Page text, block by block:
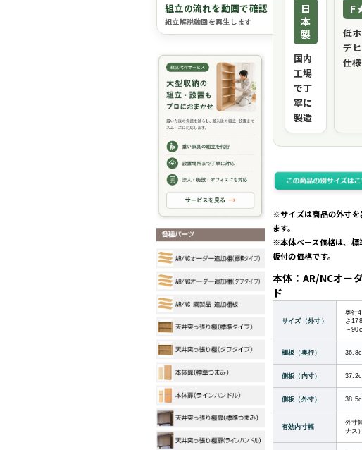
組立の流れを動画で確認
組立解説動画を再生します
日
本
製
国内
工場
で丁
寧に
製造
低
デ
仕様
※サイズは商品の外寸を
ます。
※本体ベース価格は、標
板付の価格です。
本体：AR/NCオー
ド
サイズ（外寸）
奥行
さ
～
棚板（奥行）
側板（内寸）
側板（外寸）
有効内寸幅
外寸
ナス